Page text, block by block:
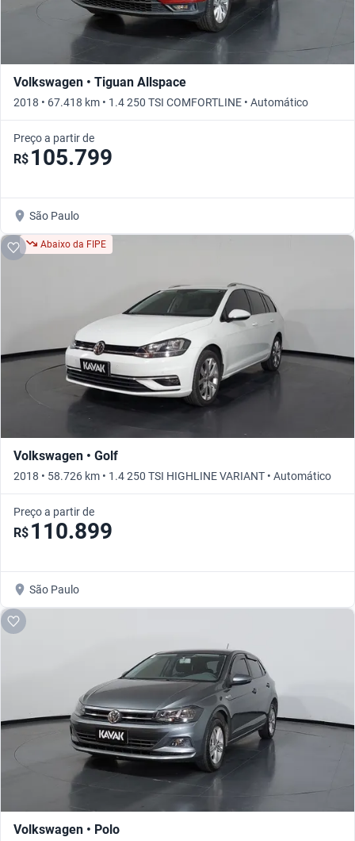
Volkswagen • Tiguan Allspace
2018 • 67.418 km • 1.4 250 TSI COMFORTLINE • Automático
Preço a partir de
R$ 105.799
São Paulo
Abaixo da FIPE
Volkswagen • Golf
2018 • 58.726 km • 1.4 250 TSI HIGHLINE VARIANT • Automático
Preço a partir de
R$ 110.899
São Paulo
Volkswagen • Polo